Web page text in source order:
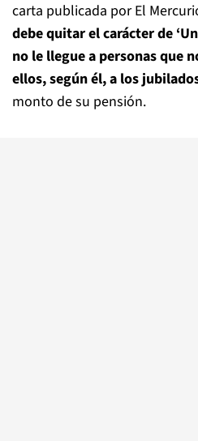
carta publicada por El
debe quitar el carácter de
no le llegue a personas que
ellos, según él, a los
monto de su pensión.